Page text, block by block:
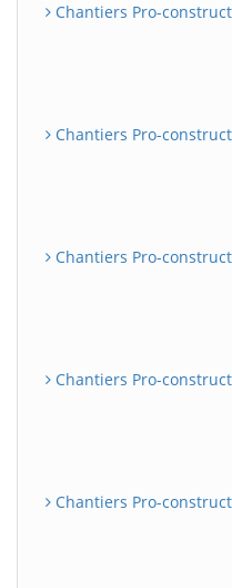
Chantiers Pro-
Chantiers Pro-
Chantiers Pro-
Chantiers Pro-
Chantiers Pro-